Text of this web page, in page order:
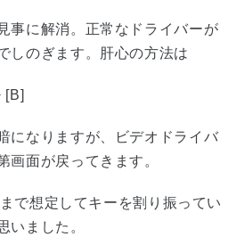
事に解消。正常なドライバーが
しのぎます。肝心の方法は
[B]
になりますが、ビデオドライバ
画面が戻ってきます。
で想定してキーを割り振ってい
いました。